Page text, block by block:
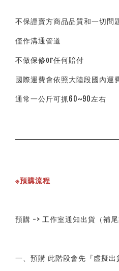
不保證賣方商品品質和一切問
僅作溝通管道
不做保修or任何賠付
國際運費會依照大陸段國內運
通常一公斤可抓60~90左右
※預購流程
預購 -> 工作室通知出貨（補
一、預購 此階段會先『虛擬出